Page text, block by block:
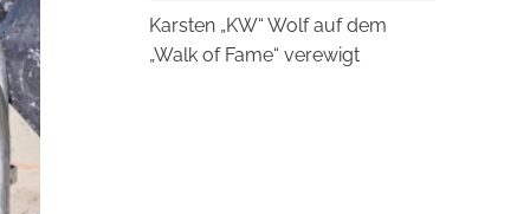
Karsten „KW“ Wolf auf dem
„Walk of Fame“ verewigt